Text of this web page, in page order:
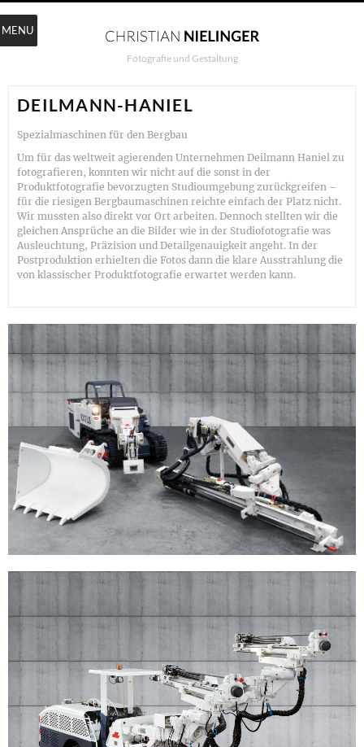
Fotografie und Gestaltung
DEILMANN-HANIEL
Spezialmaschinen für den Bergbau
Um für das weltweit agierenden Unternehmen Deilmann Haniel zu
fotografieren, konnten wir nicht auf die sonst in der
Produktfotografie bevorzugten Studioumgebung zurückgreifen –
für die riesigen Bergbaumaschinen reichte einfach der Platz nicht.
Wir mussten also direkt vor Ort arbeiten. Dennoch stellten wir die
gleichen Ansprüche an die Bilder wie in der Studiofotografie was
Ausleuchtung, Präzision und Detailgenauigkeit angeht. In der
Postproduktion erhielten die Fotos dann die klare Ausstrahlung die
von klassischer Produktfotografie erwartet werden kann.
MENU